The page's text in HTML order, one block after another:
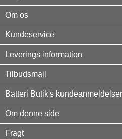
Om os
Kundeservice
Leverings information
Tilbudsmail
Batteri Butik's kundeanmeldelser
Om denne side
Fragt